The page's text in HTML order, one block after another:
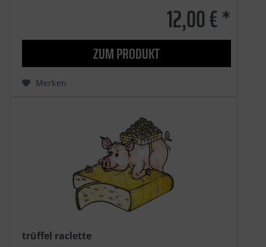
12,00 € *
ZUM PRODUKT
Merken
trüffel raclette